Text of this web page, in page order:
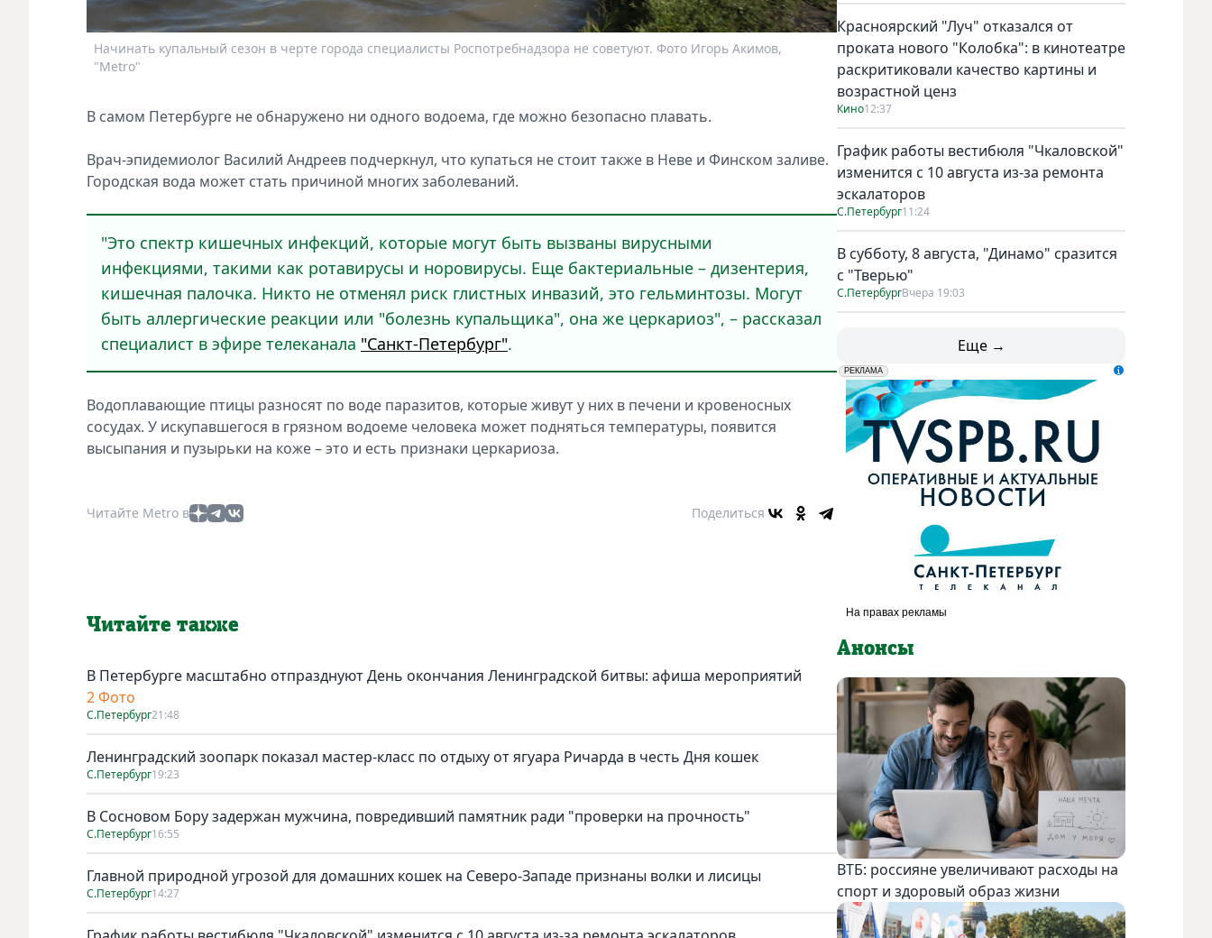
Начинать купальный сезон в черте города специалисты Роспотребнадзора не советуют. Фото Игорь Акимов,
"Metro"
В самом Петербурге не обнаружено ни одного водоема, где можно безопасно плавать.
Врач-эпидемиолог Василий Андреев подчеркнул, что купаться не стоит также в Неве и Финском заливе.
Городская вода может стать причиной многих заболеваний.
"Это спектр кишечных инфекций, которые могут быть вызваны вирусными
инфекциями, такими как ротавирусы и норовирусы. Еще бактериальные – дизентерия,
кишечная палочка. Никто не отменял риск глистных инвазий, это гельминтозы. Могут
быть аллергические реакции или "болезнь купальщика", она же церкариоз", – рассказал
специалист в эфире телеканала "Санкт-Петербург".
Водоплавающие птицы разносят по воде паразитов, которые живут у них в печени и кровеносных
сосудах. У искупавшегося в грязном водоеме человека может подняться температуры, появится
высыпания и пузырьки на коже – это и есть признаки церкариоза.
Читайте Metro в Поделиться
Читайте также
В Петербурге масштабно отпразднуют День окончания Ленинградской битвы: афиша мероприятий
2 Фото
С.Петербург21:48
Ленинградский зоопарк показал мастер-класс по отдыху от ягуара Ричарда в честь Дня кошек
С.Петербург19:23
В Сосновом Бору задержан мужчина, повредивший памятник ради "проверки на прочность"
С.Петербург16:55
Главной природной угрозой для домашних кошек на Северо-Западе признаны волки и лисицы
С.Петербург14:27
Красноярский "Луч" отказался от
проката нового "Колобка": в кинотеатре
раскритиковали качество картины и
возрастной ценз
Кино12:37
График работы вестибюля "Чкаловской"
изменится с 10 августа из-за ремонта
эскалаторов
С.Петербург11:24
В субботу, 8 августа, "Динамо" сразится
с "Тверью"
С.ПетербургВчера 19:03
Еще →
erid: LdtCK5udn
РЕКЛАМА
АО "ГАТР", ИНН: 7841320717
Анонсы
ВТБ: россияне увеличивают расходы на
спорт и здоровый образ жизни